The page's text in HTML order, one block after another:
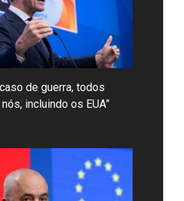
de guerra, todos
incluindo os EUA”